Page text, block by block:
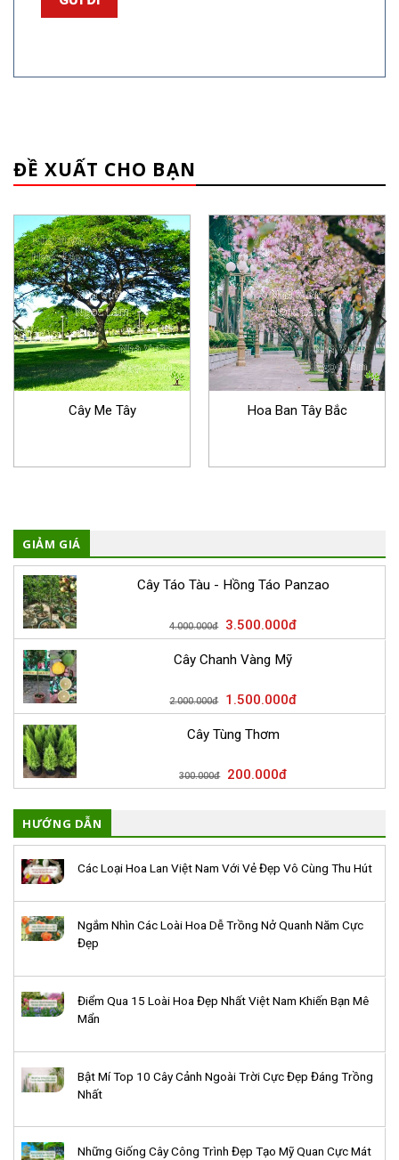
ĐỀ XUẤT CHO BẠN
Cây Me Tây Hoa Ban Tây Bắc
GIẢM GIÁ
Cây Táo Tàu - Hồng Táo Panzao
4.000.000đ 3.500.000đ
Cây Chanh Vàng Mỹ
2.000.000đ 1.500.000đ
Cây Tùng Thơm
300.000đ 200.000đ
HƯỚNG DẪN
Các Loại Hoa Lan Việt Nam Với Vẻ Đẹp Vô Cùng Thu Hút
Ngắm Nhìn Các Loài Hoa Dễ Trồng Nở Quanh Năm Cực
Đẹp
Điểm Qua 15 Loài Hoa Đẹp Nhất Việt Nam Khiến Bạn Mê
Mẩn
Bật Mí Top 10 Cây Cảnh Ngoài Trời Cực Đẹp Đáng Trồng
Nhất
Những Giống Cây Công Trình Đẹp Tạo Mỹ Quan Cực Mát